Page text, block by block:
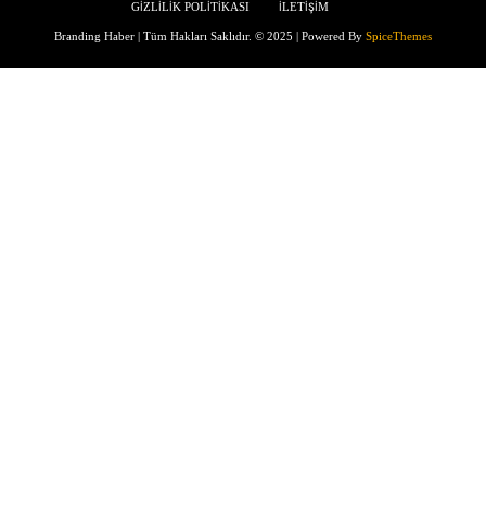
GİZLİLİK POLİTİKASI İLETİŞİM
Branding Haber | Tüm Hakları Saklıdır. © 2025 | Powered By SpiceThemes